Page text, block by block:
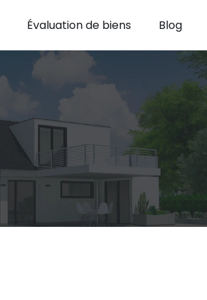
Évaluation de biens Blog